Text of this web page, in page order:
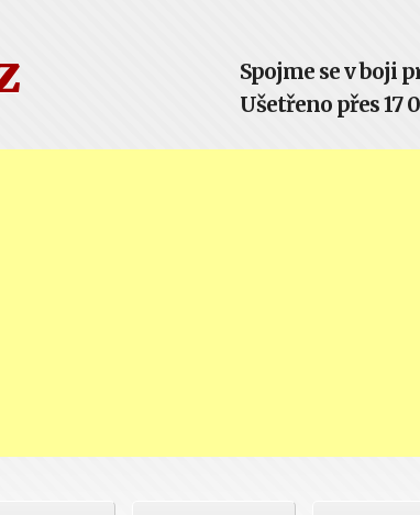
Spojme se v boji
Ušetřeno přes 17